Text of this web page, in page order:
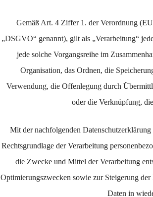
Gemäß Art. 4 Ziffer 1. der Verordnung
„DSGVO“ genannt), gilt als „Verarbeitung“
jede solche Vorgangsreihe im
Organisation, das Ordnen, die
Verwendung, die Offenlegung durch
oder die Verknüpfung,
Mit der nachfolgenden
Rechtsgrundlage der Verarbeitung
die Zwecke und Mittel der Verarbeitung
Optimierungszwecken sowie zur Steigerung
Daten in